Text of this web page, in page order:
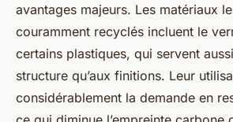
avantages majeurs. Les matériaux
couramment recyclés incluent le
certains plastiques, qui servent
structure qu’aux finitions. Leur
considérablement la demande en